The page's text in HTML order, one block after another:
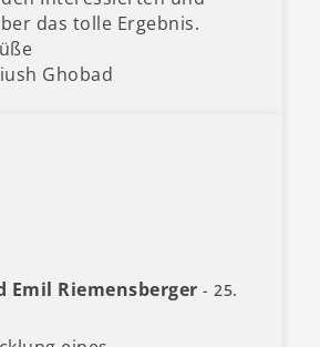
das tolle Ergebnis.
Ghobad
Emil Riemensberger- 25.